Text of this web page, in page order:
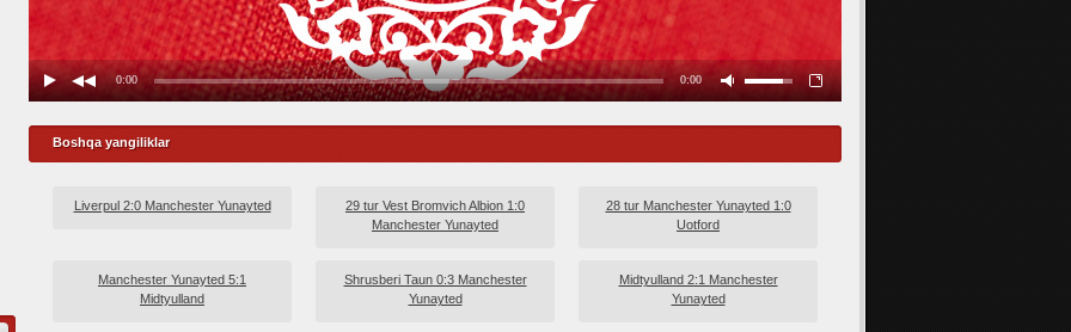
Boshqa yangiliklar
Liverpul 2:0 Manchester Yunayted
29 tur Vest Bromvich Albion 1:0
Manchester Yunayted
28 tur Manchester Yunayted 1:0
Uotford
Manchester Yunayted 5:1
Midtyulland
Shrusberi Taun 0:3 Manchester
Yunayted
Midtyulland 2:1 Manchester
Yunayted